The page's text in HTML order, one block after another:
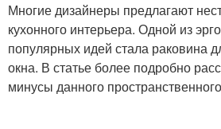
Многие дизайнеры предлагают
кухонного интерьера. Одной из
популярных идей стала раковина
окна. В статье более подробно
минусы данного